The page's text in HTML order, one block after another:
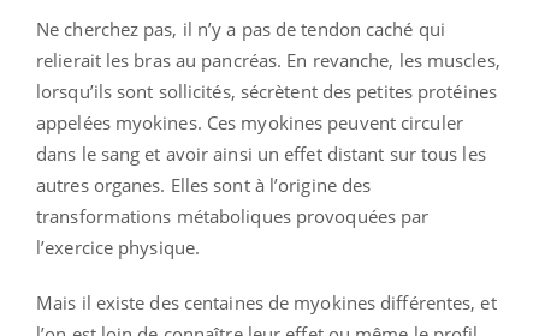
Ne cherchez pas, il n’y a pas de tendon caché qui
relierait les bras au pancréas. En revanche, les muscles,
lorsqu’ils sont sollicités, sécrètent des petites protéines
appelées myokines. Ces myokines peuvent circuler
dans le sang et avoir ainsi un effet distant sur tous les
autres organes. Elles sont à l’origine des
transformations métaboliques provoquées par
l’exercice physique.
Mais il existe des centaines de myokines différentes, et